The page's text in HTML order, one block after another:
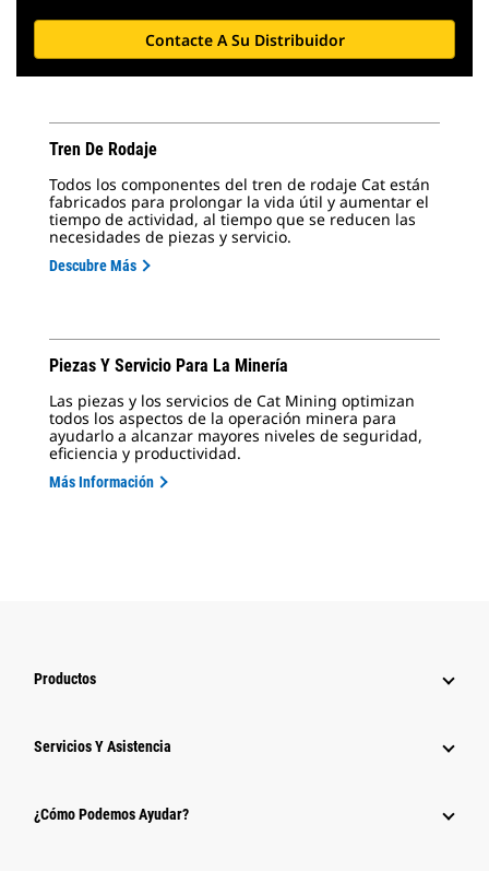
Contacte A Su Distribuidor
Tren De Rodaje
Todos los componentes del tren de rodaje Cat están
fabricados para prolongar la vida útil y aumentar el
tiempo de actividad, al tiempo que se reducen las
necesidades de piezas y servicio.
Descubre Más
Piezas Y Servicio Para La Minería
Las piezas y los servicios de Cat Mining optimizan
todos los aspectos de la operación minera para
ayudarlo a alcanzar mayores niveles de seguridad,
eficiencia y productividad.
Más Información
Productos
Servicios Y Asistencia
¿Cómo Podemos Ayudar?